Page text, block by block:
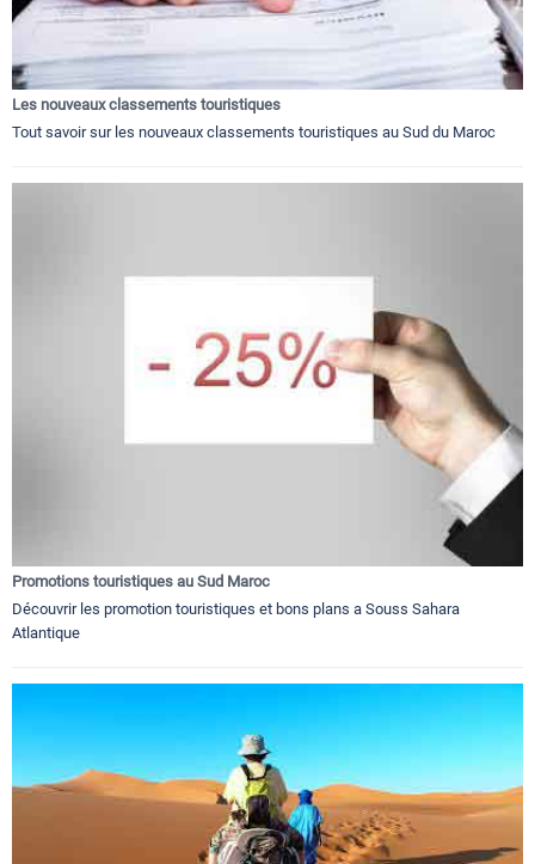
Les nouveaux classements touristiques
Tout savoir sur les nouveaux classements touristiques au Sud du Maroc
Promotions touristiques au Sud Maroc
Découvrir les promotion touristiques et bons plans a Souss Sahara
Atlantique